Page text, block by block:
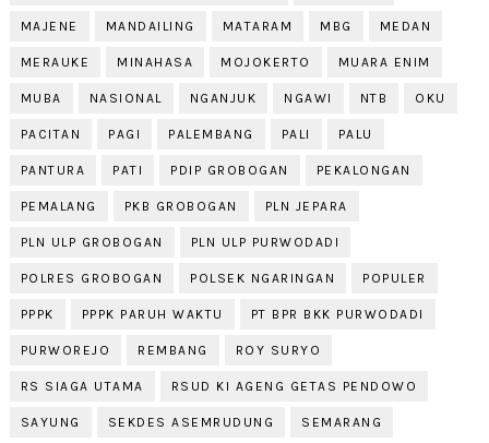
MAJENE MANDAILING MATARAM MBG MEDAN
MERAUKE MINAHASA MOJOKERTO MUARA ENIM
MUBA NASIONAL NGANJUK NGAWI NTB OKU
PACITAN PAGI PALEMBANG PALI PALU
PANTURA PATI PDIP GROBOGAN PEKALONGAN
PEMALANG PKB GROBOGAN PLN JEPARA
PLN ULP GROBOGAN PLN ULP PURWODADI
POLRES GROBOGAN POLSEK NGARINGAN POPULER
PPPK PPPK PARUH WAKTU PT BPR BKK PURWODADI
PURWOREJO REMBANG ROY SURYO
RS SIAGA UTAMA RSUD KI AGENG GETAS PENDOWO
SAYUNG SEKDES ASEMRUDUNG SEMARANG